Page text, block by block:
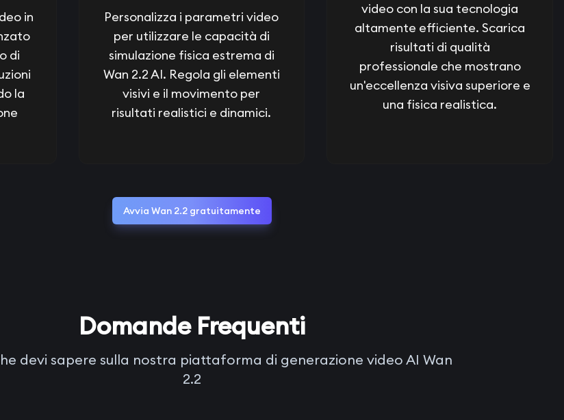
in
di
la
Personalizza i parametri video
per utilizzare le capacità di
simulazione fisica estrema di
Wan 2.2 AI. Regola gli elementi
visivi e il movimento per
risultati realistici e dinamici.
video con la sua tecnologia
altamente efficiente. Scarica
risultati di qualità
professionale che mostrano
un'eccellenza visiva superiore e
una fisica realistica.
Avvia Wan 2.2 gratuitamente
Domande Frequenti
devi sapere sulla nostra piattaforma di generazione video AI Wan
2.2